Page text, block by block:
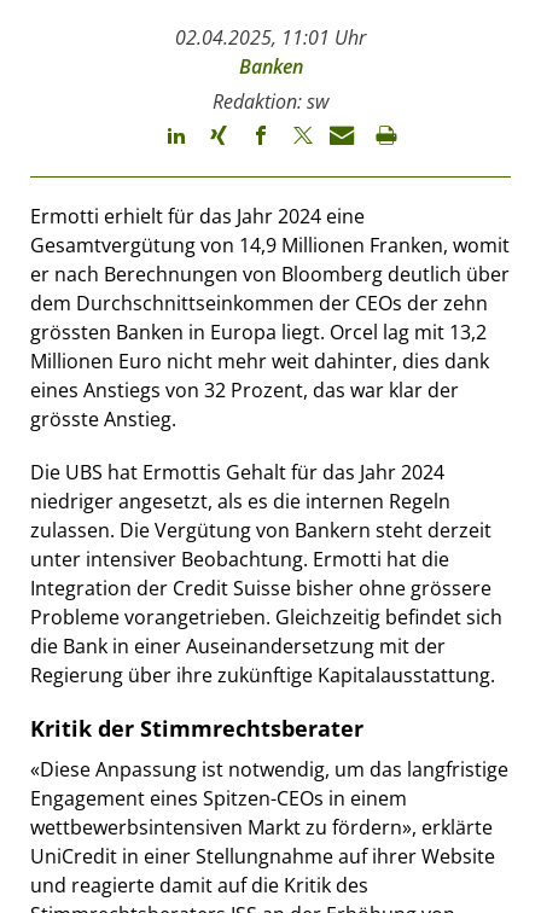
02.04.2025, 11:01 Uhr
Banken
Redaktion: sw
Ermotti erhielt für das Jahr 2024 eine
Gesamtvergütung von 14,9 Millionen Franken, womit
er nach Berechnungen von Bloomberg deutlich über
dem Durchschnittseinkommen der CEOs der zehn
grössten Banken in Europa liegt. Orcel lag mit 13,2
Millionen Euro nicht mehr weit dahinter, dies dank
eines Anstiegs von 32 Prozent, das war klar der
grösste Anstieg.
Die UBS hat Ermottis Gehalt für das Jahr 2024
niedriger angesetzt, als es die internen Regeln
zulassen. Die Vergütung von Bankern steht derzeit
unter intensiver Beobachtung. Ermotti hat die
Integration der Credit Suisse bisher ohne grössere
Probleme vorangetrieben. Gleichzeitig befindet sich
die Bank in einer Auseinandersetzung mit der
Regierung über ihre zukünftige Kapitalausstattung.
Kritik der Stimmrechtsberater
«Diese Anpassung ist notwendig, um das langfristige
Engagement eines Spitzen-CEOs in einem
wettbewerbsintensiven Markt zu fördern», erklärte
UniCredit in einer Stellungnahme auf ihrer Website
und reagierte damit auf die Kritik des